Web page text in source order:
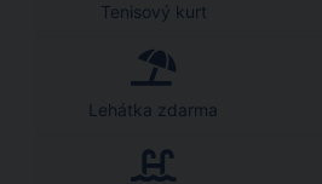
Tenisový kurt
Lehátka zdarma